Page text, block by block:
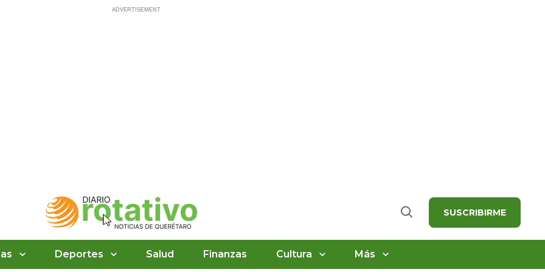
Buscar SUSCRIBIRME
Deportes Salud Finanzas Cultura Más